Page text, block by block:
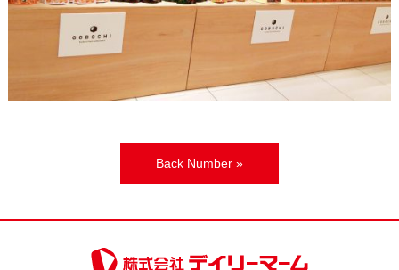
Back Number »